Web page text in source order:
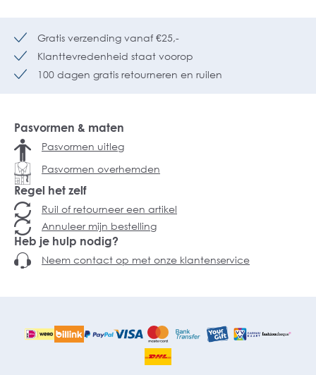
Gratis verzending vanaf €25,-
Klanttevredenheid staat voorop
100 dagen gratis retourneren en ruilen
Pasvormen & maten
Pasvormen uitleg
Pasvormen overhemden
Regel het zelf
Ruil of retourneer een artikel
Annuleer mijn bestelling
Heb je hulp nodig?
Neem contact op met onze klantenservice